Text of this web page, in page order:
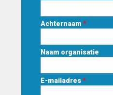
Achternaam *
Naam organisatie
E-mailadres*